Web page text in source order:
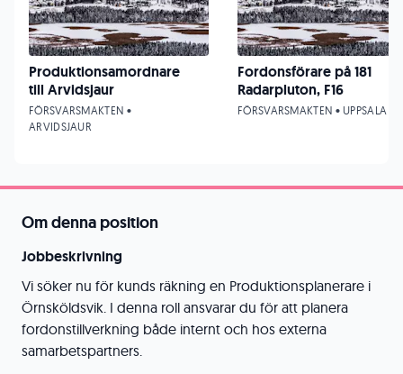
Om denna position
Jobbeskrivning
Vi söker nu för kunds räkning en Produktionsplanerare i
Örnsköldsvik. I denna roll ansvarar du för att planera
fordonstillverkning både internt och hos externa
samarbetspartners.
Produktionsamordnare
till Arvidsjaur
FÖRSVARSMAKTEN •
ARVIDSJAUR
Fordonsförare på 181
Radarpluton, F16
FÖRSVARSMAKTEN • UPPSALA